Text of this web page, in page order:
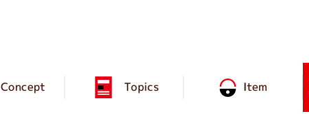
Concept Topics Item